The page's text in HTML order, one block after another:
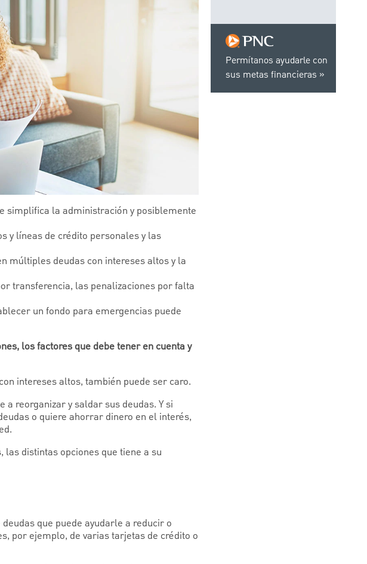
simplifica la administración y posiblemente
y líneas de crédito personales y las
múltiples deudas con intereses altos y la
transferencia, las penalizaciones por falta
un fondo para emergencias puede
los factores que debe tener en cuenta y
intereses altos, también puede ser caro.
reorganizar y saldar sus deudas. Y si
o quiere ahorrar dinero en el interés,
distintas opciones que tiene a su
que puede ayudarle a reducir o
por ejemplo, de varias tarjetas de crédito o
Permítanos ayudarle con
sus metas financieras